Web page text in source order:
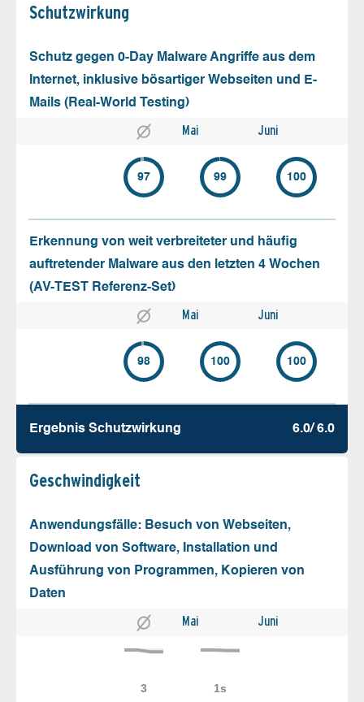
Schutz­wirkung
Schutz gegen 0-Day Malware Angriffe aus dem
Internet, inklusive bösartiger Webseiten und E-
Mails (Real-World Testing)
Mai Juni
97 99 100
Erkennung von weit verbreiteter und häufig
auftretender Malware aus den letzten 4 Wochen
(AV-TEST Referenz-Set)
Mai Juni
98 100 100
Ergebnis Schutz­wirkung 6.0/ 6.0
Geschw­indigkeit
Anwendungsfälle: Besuch von Webseiten,
Download von Software, Installation und
Ausführung von Programmen, Kopieren von
Daten
Mai Juni